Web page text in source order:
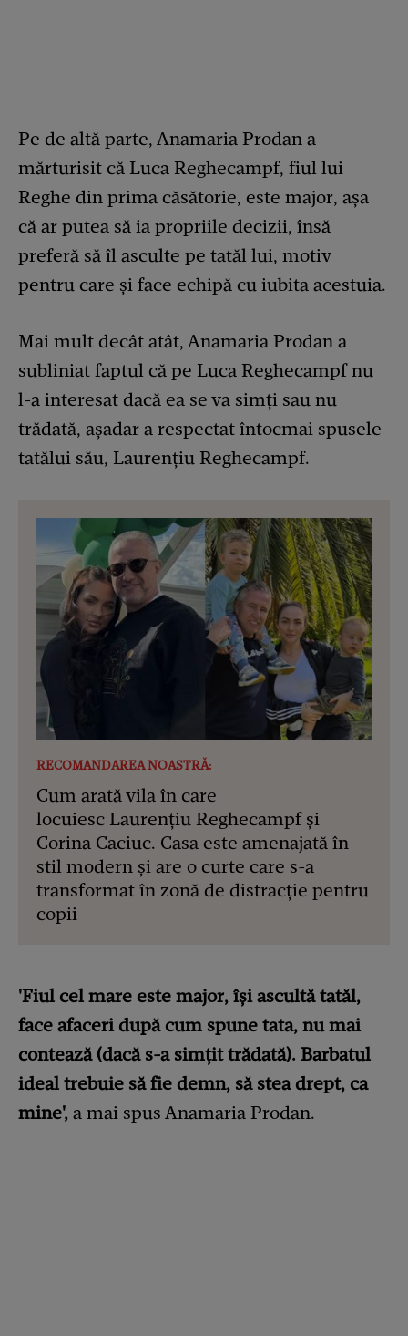
Pe de altă parte, Anamaria Prodan a
mărturisit că Luca Reghecampf, fiul lui
Reghe din prima căsătorie, este major, așa
că ar putea să ia propriile decizii, însă
preferă să îl asculte pe tatăl lui, motiv
pentru care și face echipă cu iubita acestuia.
Mai mult decât atât, Anamaria Prodan a
subliniat faptul că pe Luca Reghecampf nu
l-a interesat dacă ea se va simți sau nu
trădată, așadar a respectat întocmai spusele
tatălui său, Laurențiu Reghecampf.
RECOMANDAREA NOASTRĂ:
Cum arată vila în care
locuiesc Laurențiu Reghecampf și
Corina Caciuc. Casa este amenajată în
stil modern și are o curte care s-a
transformat în zonă de distracție pentru
copii
'Fiul cel mare este major, își ascultă tatăl,
face afaceri după cum spune tata, nu mai
contează (dacă s-a simțit trădată). Barbatul
ideal trebuie să fie demn, să stea drept, ca
mine', a mai spus Anamaria Prodan.